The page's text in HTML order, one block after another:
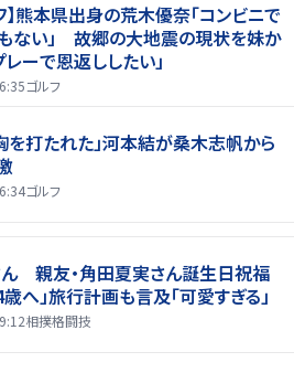
】熊本県出身の荒木優奈「コンビニで
ない」 故郷の大地震の現状を妹か
ーで恩返ししたい」
ゴルフ
を打たれた」河本結が桑木志帆から
ゴルフ
親友・角田夏実さん誕生日祝福
歳へ」旅行計画も言及「可愛すぎる」
相撲格闘技